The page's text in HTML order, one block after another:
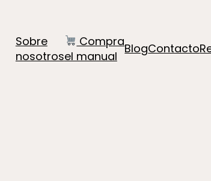
Sobre
nosotros
Compra
el manual BlogContacto